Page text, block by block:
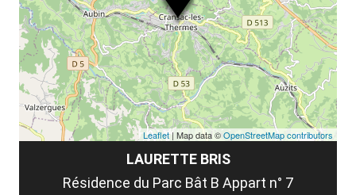
LAURETTE BRIS
Résidence du Parc Bât B Appart n° 7
Leaflet | Map data ©OpenStreetMap contributors